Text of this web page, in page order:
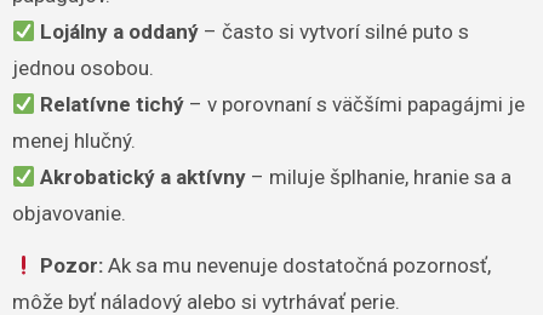
Lojálny a oddaný– často si vytvorí silné puto s
jednou osobou.
Relatívne tichý– v porovnaní s väčšími papagájmi je
menej hlučný.
Akrobatický a aktívny– miluje šplhanie, hranie sa a
objavovanie.
Pozor:Ak sa mu nevenuje dostatočná pozornosť,
môže byť náladový alebo si vytrhávať perie.